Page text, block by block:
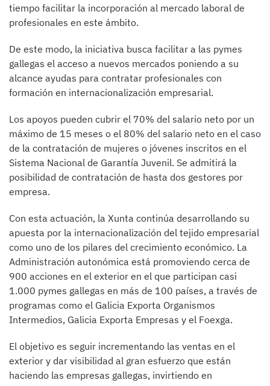
tiempo facilitar la incorporación al mercado laboral de
profesionales en este ámbito.
De este modo, la iniciativa busca facilitar a las pymes
gallegas el acceso a nuevos mercados poniendo a su
alcance ayudas para contratar profesionales con
formación en internacionalización empresarial.
Los apoyos pueden cubrir el 70% del salario neto por un
máximo de 15 meses o el 80% del salario neto en el caso
de la contratación de mujeres o jóvenes inscritos en el
Sistema Nacional de Garantía Juvenil. Se admitirá la
posibilidad de contratación de hasta dos gestores por
empresa.
Con esta actuación, la Xunta continúa desarrollando su
apuesta por la internacionalización del tejido empresarial
como uno de los pilares del crecimiento económico. La
Administración autonómica está promoviendo cerca de
900 acciones en el exterior en el que participan casi
1.000 pymes gallegas en más de 100 países, a través de
programas como el Galicia Exporta Organismos
Intermedios, Galicia Exporta Empresas y el Foexga.
El objetivo es seguir incrementando las ventas en el
exterior y dar visibilidad al gran esfuerzo que están
haciendo las empresas gallegas, invirtiendo en